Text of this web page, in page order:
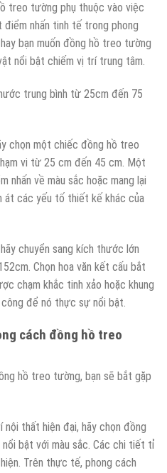
treo tường phụ thuộc vào việc
điểm nhấn tinh tế trong phong
bạn muốn đồng hồ treo tường
nổi bật chiếm vị trí trung tâm.
trung bình từ 25cm đến 75
chọn một chiếc đồng hồ treo
vi từ 25 cm đến 45 cm. Một
về màu sắc hoặc mang lại
át các yếu tố thiết kế khác của
chuyển sang kích thước lớn
Chọn hoa văn kết cấu bắt
chạm khắc tinh xảo hoặc khung
để nó thực sự nổi bật.
cách đồng hồ treo
hồ treo tường, bạn sẽ bắt gặp
thất hiện đại, hãy chọn đồng
bật với màu sắc. Các chi tiết tỉ
Trên thực tế, phong cách